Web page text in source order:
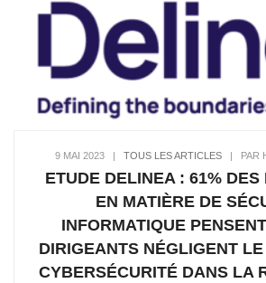
9 MAI 2023 TOUS LES ARTICLES PAR
ETUDE DELINEA : 61% DES
EN MATIÈRE DE
INFORMATIQUE
DIRIGEANTS NÉGLIGENT
CYBERSÉCURITÉ DANS LA